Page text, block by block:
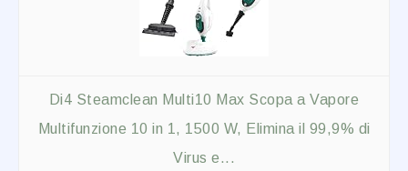
Di4 Steamclean Multi10 Max Scopa a Vapore
Multifunzione 10 in 1, 1500 W, Elimina il 99,9% di
Virus e...